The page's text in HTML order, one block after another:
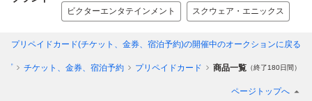
ビクターエンタテインメント スクウェア・エニックス
プリペイドカード(チケット、金券、宿泊予約)の開催中のオークションに戻る
プ チケット、金券、宿泊予約 プリペイドカード 商品一覧 （終了180日間）
ページトップへ